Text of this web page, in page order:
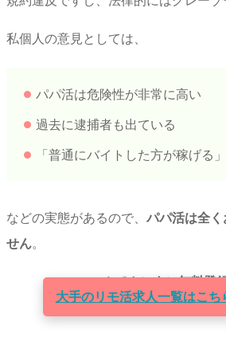
私個人の意見としては、
パパ活は危険性が非常に高い
過去に逮捕者も出ている
「普通にバイトした方が稼げる
などの実態があるので、 パパ活は全く
せん。
＼スマホでカンタン無料登
大手のリモ活求人一覧はこ